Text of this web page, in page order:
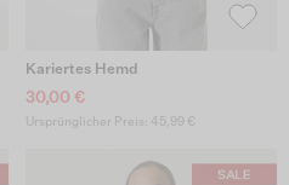
Kariertes Hemd
30,00 €
Ursprünglicher Preis: 45,99 €